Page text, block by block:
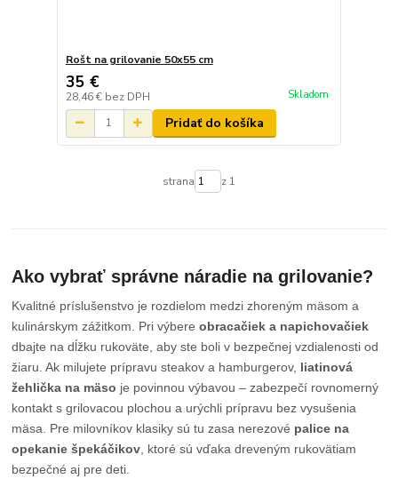
Rošt na grilovanie 50x55 cm
35 €
28,46 € bez DPH Skladom
Pridať do košíka
strana z 1
Ako vybrať správne náradie na grilovanie?
Kvalitné príslušenstvo je rozdielom medzi zhoreným mäsom a
kulinárskym zážitkom. Pri výbereobracačiek a napichovačiek
dbajte na dĺžku rukoväte, aby ste boli v bezpečnej vzdialenosti od
žiaru. Ak milujete prípravu steakov a hamburgerov, liatinová
žehlička na mäso je povinnou výbavou – zabezpečí rovnomerný
kontakt s grilovacou plochou a urýchli prípravu bez vysušenia
mäsa. Pre milovníkov klasiky sú tu zasa nerezové palice na
opekanie špekáčikov , ktoré sú vďaka dreveným rukovätiam
bezpečné aj pre deti.